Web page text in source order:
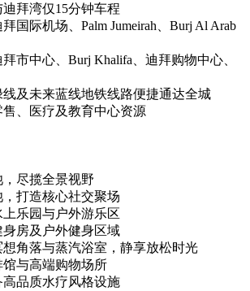
拜湾仅15分钟车程
国际机场、Palm Jumeirah、Burj Al Arab
市中心、Burj Khalifa、迪拜购物中心、
及未来蓝线地铁线路便捷通达全城
、医疗及教育中心资源
尽揽全景视野
打造核心社交聚场
上乐园与户外游乐区
房及户外健身区域
角落与蒸汽浴室，静享放松时光
与高端购物场所
品质水疗风格设施